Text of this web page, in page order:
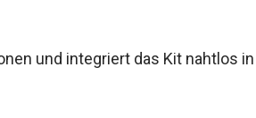
und integriert das Kit nahtlos in